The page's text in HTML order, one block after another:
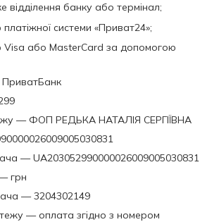
відділення банку або термінал;
системи «Приват24»;
або MasterCard за допомогою
— ФОП РЕДЬКА НАТАЛІЯ СЕРГІЇВНА
— UA203052990000026009005030831
грн
— 3204302149
— оплата згідно з номером